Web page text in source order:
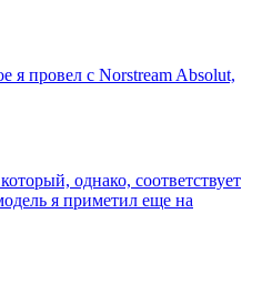
я провел с Norstream Absolut,
однако, соответствует
я приметил еще на